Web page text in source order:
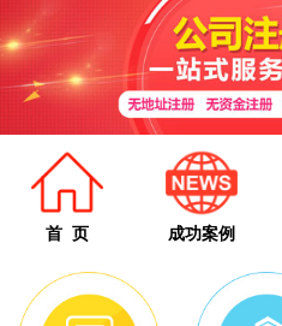
首 页 成功案例